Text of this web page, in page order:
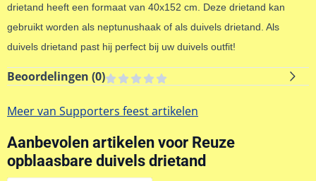
drietand heeft een formaat van 40x152 cm. Deze drietand kan
gebruikt worden als neptunushaak of als duivels drietand. Als
duivels drietand past hij perfect bij uw duivels outfit!
Beoordelingen (0)
Meer van Supporters feest artikelen
Aanbevolen artikelen voor Reuze
opblaasbare duivels drietand